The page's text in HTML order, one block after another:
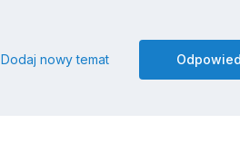
Dodaj nowy temat